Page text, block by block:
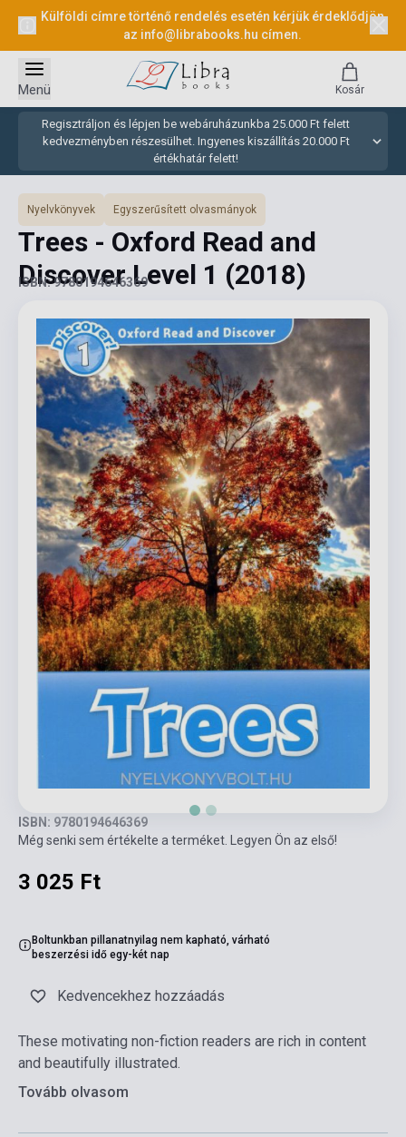
Külföldi címre történő rendelés esetén kérjük érdeklődjön
az info@librabooks.hu címen.
Regisztráljon és lépjen be webáruházunkba 25.000 Ft felett
kedvezményben részesülhet. Ingyenes kiszállítás 20.000 Ft
értékhatár felett!
Menü Kosár
Nyelvkönyvek Egyszerűsített olvasmányok
Trees - Oxford Read and
Discover Level 1 (2018)
ISBN: 9780194646369
ISBN: 9780194646369
Még senki sem értékelte a terméket. Legyen Ön az első!
3 025 Ft
Boltunkban pillanatnyilag nem kapható, várható
beszerzési idő egy-két nap
Kedvencekhez hozzáadás
These motivating non-fiction readers are rich in content
and beautifully illustrated.
Tovább olvasom